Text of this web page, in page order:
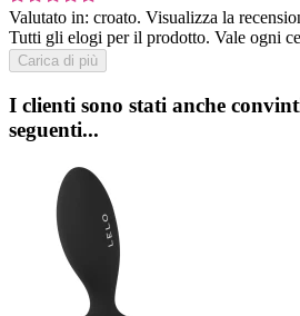
Valutato in: croato. Visualizza la
Tutti gli elogi per il prodotto. Vale ogni
Carica di più
I clienti sono stati anche
seguenti...